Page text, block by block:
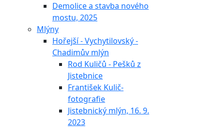
Demolice a stavba nového
mostu, 2025
Mlýny
Hořejší - Vychytilovský -
Chadimův mlýn
Rod Kuličů - Pešků z
Jistebnice
František Kulič-
fotografie
Jistebnický mlýn, 16. 9.
2023